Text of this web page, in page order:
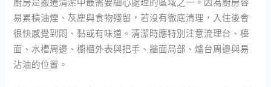
易累積油煙、灰塵與食物殘留，若沒有徹底清理，入住後會
很快感覺到悶、黏或有味道。清潔時應特別注意流理台、檯
面、水槽周邊、櫥櫃外表與把手、牆面局部、爐台周邊與易
沾油的位置。